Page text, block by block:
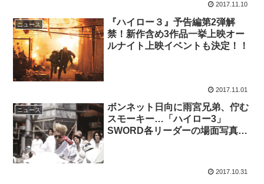
2017.11.10
ニュース
『ハイロー３』予告編第2弾解
禁！新作含め3作品一挙上映オー
ルナイト上映イベントも決定！！
2017.11.01
ニュース
ボンネット日向に雨宮兄弟、佇む
スモーキー…「ハイロー3」
SWORD各リーダーの場面写真が
2017.10.31